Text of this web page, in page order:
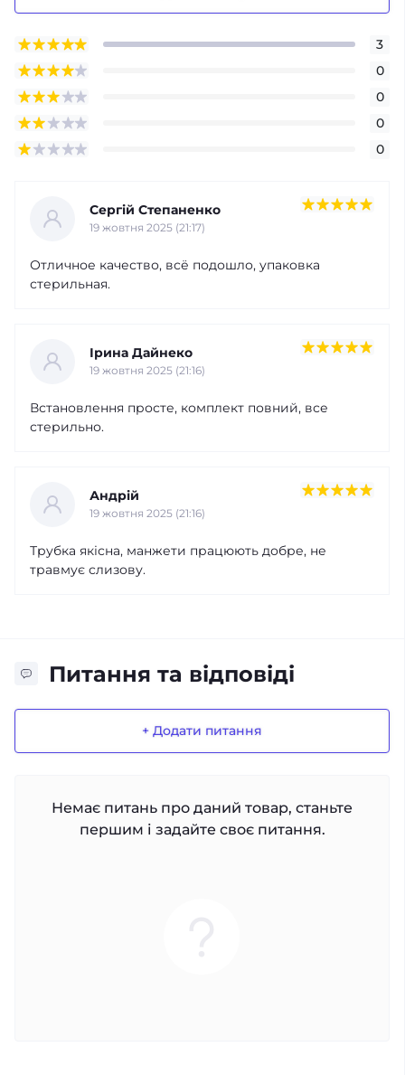
3
0
0
0
0
Сергій Степаненко
19 жовтня 2025 (21:17)
Отличное качество, всё подошло, упаковка
стерильная.
Ірина Дайнеко
19 жовтня 2025 (21:16)
Встановлення просте, комплект повний, все
стерильно.
Андрій
19 жовтня 2025 (21:16)
Трубка якісна, манжети працюють добре, не
травмує слизову.
Питання та відповіді
+ Додати питання
Немає питань про даний товар, станьте
першим і задайте своє питання.